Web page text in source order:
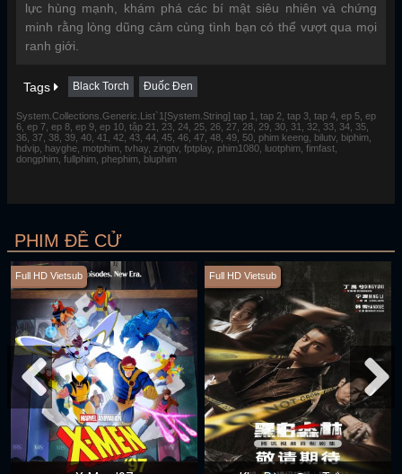
lực hùng mạnh, khám phá các bí mật siêu nhiên và chứng
minh rằng lòng dũng cảm cùng tình bạn có thể vượt qua mọi
ranh giới.
Tags Black Torch Đuốc Đen
System.Collections.Generic.List`1[System.String] tap 1, tap 2, tap 3, tap 4, ep 5, ep
6, ep 7, ep 8, ep 9, ep 10, tập 21, 23, 24, 25, 26, 27, 28, 29, 30, 31, 32, 33, 34, 35,
36, 37, 38, 39, 40, 41, 42, 43, 44, 45, 46, 47, 48, 49, 50, phim keeng, bilutv, biphim,
hdvip, hayghe, motphim, tvhay, zingtv, fptplay, phim1080, luotphim, fimfast,
dongphim, fullphim, phephim, bluphim
PHIM ĐỀ CỬ
Full HD Vietsub Full HD Vietsub